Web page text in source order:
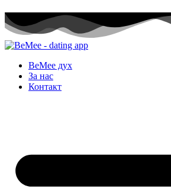
BeMee дух
За нас
Контакт